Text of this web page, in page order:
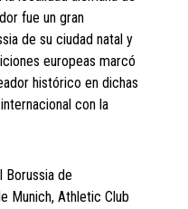
fue un gran
de su ciudad natal y
europeas marcó
histórico en dichas
con la
Borussia de
Munich, Athletic Club